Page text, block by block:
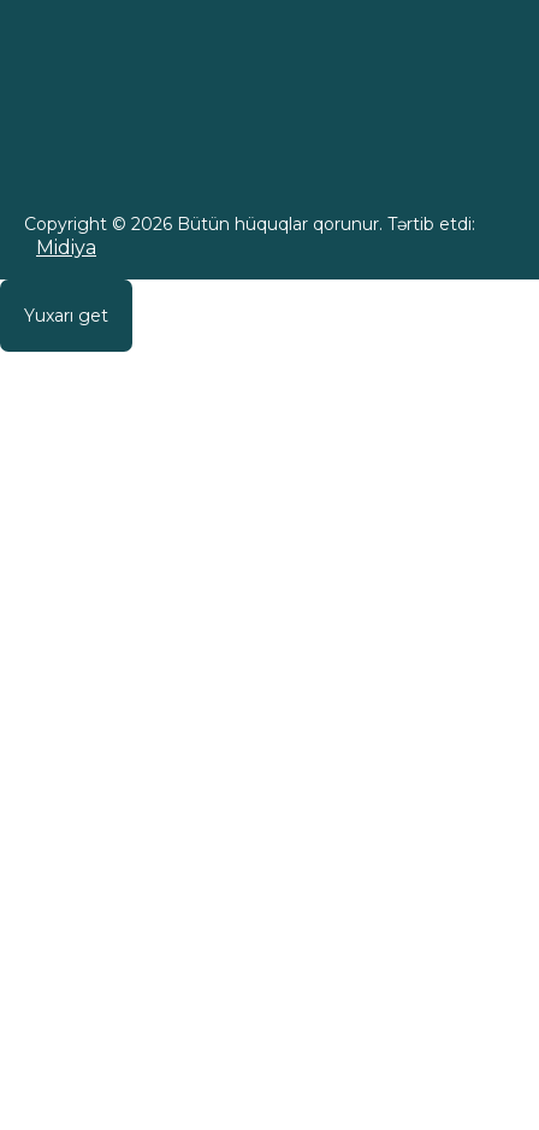
Copyright © 2026 Bütün hüquqlar qorunur. Tərtib etdi:
Midiya
Yuxarı get